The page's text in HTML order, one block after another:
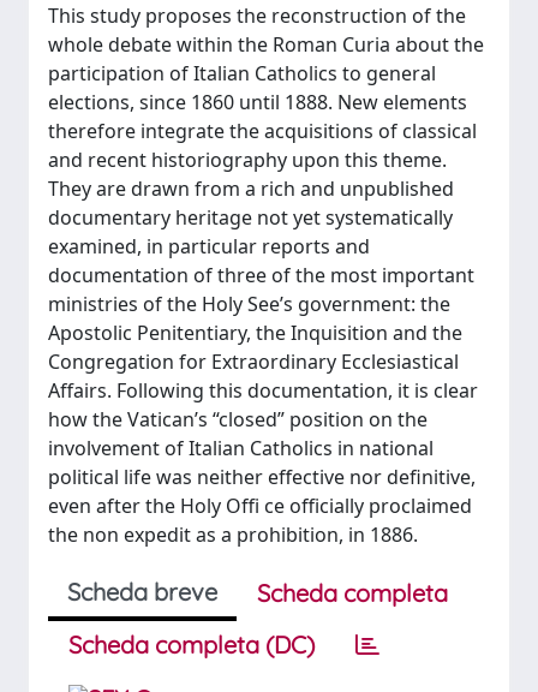
This study proposes the reconstruction of the
whole debate within the Roman Curia about the
participation of Italian Catholics to general
elections, since 1860 until 1888. New elements
therefore integrate the acquisitions of classical
and recent historiography upon this theme.
They are drawn from a rich and unpublished
documentary heritage not yet systematically
examined, in particular reports and
documentation of three of the most important
ministries of the Holy See’s government: the
Apostolic Penitentiary, the Inquisition and the
Congregation for Extraordinary Ecclesiastical
Affairs. Following this documentation, it is clear
how the Vatican’s “closed” position on the
involvement of Italian Catholics in national
political life was neither effective nor definitive,
even after the Holy Offi ce officially proclaimed
the non expedit as a prohibition, in 1886.
Scheda breve
Scheda completa
Scheda completa (DC)